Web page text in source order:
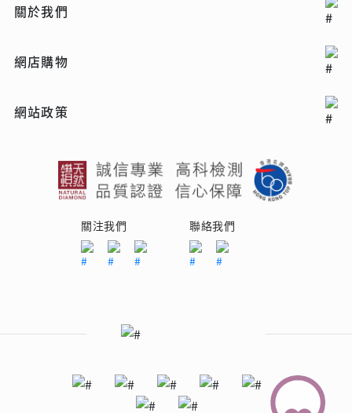
關於我們
網店購物
網站政策
關注我們 聯絡我們